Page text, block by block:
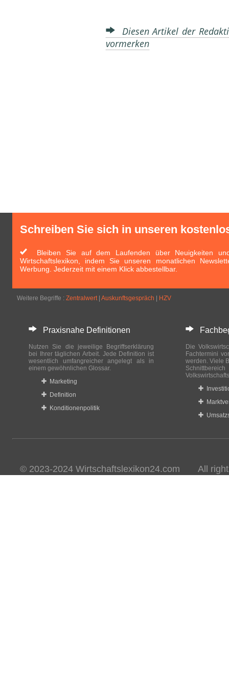
Diesen Artikel der
vormerken
Schreiben Sie sich in unseren
Bleiben Sie auf dem Laufenden über Neuigkeiten
Wirtschaftslexikon, indem Sie unseren monatlichen
Werbung. Jederzeit mit einem Klick abbestellbar.
Weitere Begriffe : Zentralwert| Auskunftsgespräch HZV
Praxisnahe Definitionen
Nutzen Sie die jeweilige Begriffserklärung
bei Ihrer täglichen Arbeit. Jede Definition ist
wesentlich umfangreicher angelegt als in
einem gewöhnlichen Glossar.
Marketing
Definition
Konditionenpolitik
Die
Fachtermini
werden. Viele
© 2023-2024 Wirtschaftslexikon24.com All